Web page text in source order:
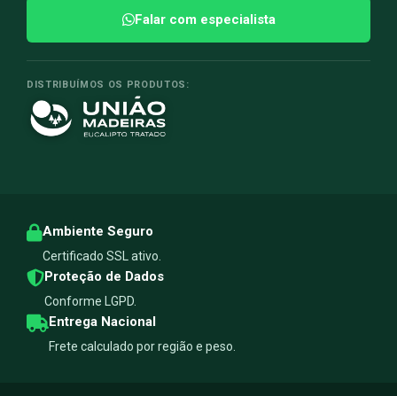
Falar com especialista
DISTRIBUÍMOS OS PRODUTOS:
Ambiente Seguro
Certificado SSL ativo.
Proteção de Dados
Conforme LGPD.
Entrega Nacional
Frete calculado por região e peso.